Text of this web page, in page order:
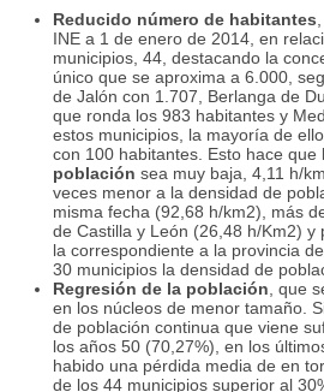
Reducido número de habitantes
INE a 1 de enero de 2014, en
municipios, 44, destacando la
único que se aproxima a 6.000,
de Jalón con 1.707, Berlanga de
que ronda los 983 habitantes y
estos municipios, la mayoría de
con 100 habitantes. Esto hace que
población sea muy baja, 4,11 h/
veces menor a la densidad de
misma fecha (92,68 h/km2), más
de Castilla y León (26,48 h/Km2) y
la correspondiente a la provincia
30 municipios la densidad de
Regresión de la población , que
en los núcleos de menor tamaño.
de población continua que viene
los años 50 (70,27%), en los
habido una pérdida media de en
de los 44 municipios superior al